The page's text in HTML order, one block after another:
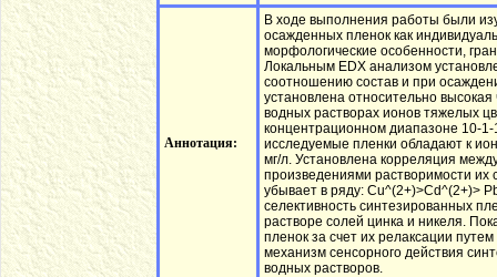
Аннотация:
В ходе выполнения работы были
осажденных пленок как
морфологические особенности,
Локальным EDX анализом
соотношению состав и при
установлена относительно
водных растворах ионов тяжелых
концентрационном диапазоне 10-
исследуемые пленки обладают к
мг/л. Установлена корреляция
произведениями растворимости их
убывает в ряду: Cu^(2+)>Cd^(2+)>
селективность синтезированных
растворе солей цинка и никеля.
пленок за счет их релаксации
механизм сенсорного действия
водных растворов.